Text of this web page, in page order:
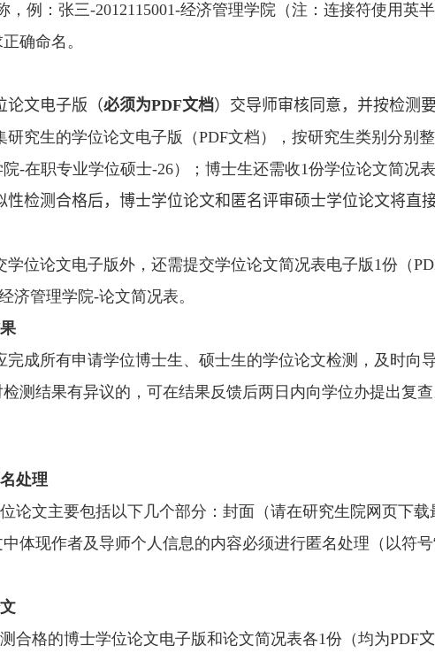
，例：张三-2012115001-经济管理学院（注：连接符使用英
确命名。
论文电子版（必须为PDF文档）交导师审核同意，并按检测
研究生的学位论文电子版（PDF文档），按研究生类别分别
院-在职专业学位硕士-26）；博士生还需收1份学位论文简况
性检测合格后，博士学位论文和匿名评审硕士学位论文将直接
学位论文电子版外，还需提交学位论文简况表电子版1份（
济管理学院-论文简况表。
完成所有申请学位博士生、硕士生的学位论文检测，及时
测结果有异议的，可在结果反馈后两日内向学位办提出复查
处理
论文主要包括以下几个部分：封面（请在研究生院网页下
体现作者及导师个人信息的内容必须进行匿名处理（以符
合格的博士学位论文电子版和论文简况表各1份（均为PDF